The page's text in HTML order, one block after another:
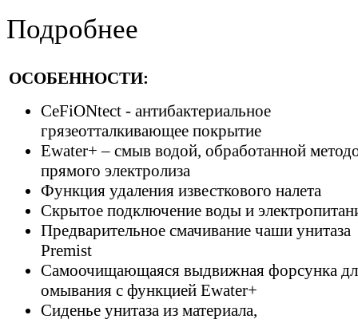
Подробнее
ОСОБЕННОСТИ:
CeFiONtect - антибактериальное
грязеотталкивающее покрытие
Ewater+ – смыв водой, обработанной
прямого электролиза
Функция удаления известкового налета
Скрытое подключение воды и
Предварительное смачивание чаши унитаза
Premist
Самоочищающаяся выдвижная форсунка
омывания с функцией Ewater+
Сиденье унитаза из материала,